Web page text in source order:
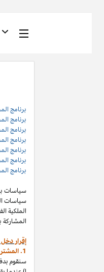
برنامج
برنامج
برنامج
برنامج
برنامج
برنامج
برنامج
سياسات
سياسات
المشاركة
إقرار
1. المشتريات المؤهلة والدخل مؤهل
سنقوم بدفع دخل